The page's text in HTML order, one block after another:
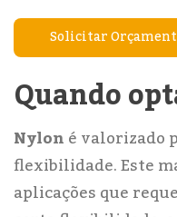
Solicitar
Quando
Nyloné valorizado
flexibilidade. Este
aplicações que